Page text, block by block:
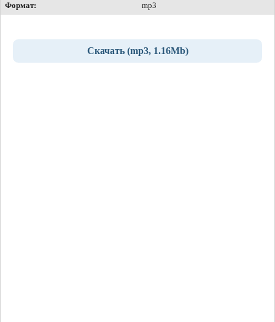
Формат:
mp3
Скачать (mp3, 1.16Mb)